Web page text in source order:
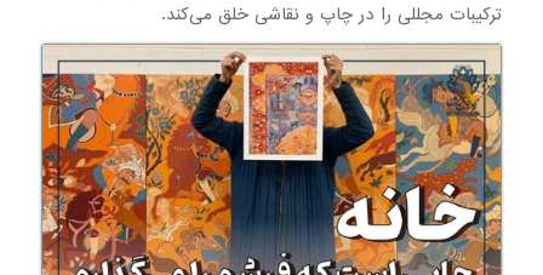
ترکیبات مجللی را در چاپ و نقاشی خلق می‌کند.